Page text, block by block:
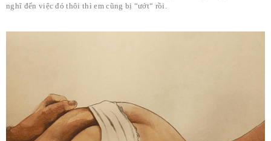
nghĩ đến việc đó thôi thì em cũng bị “ướt“ rồi.